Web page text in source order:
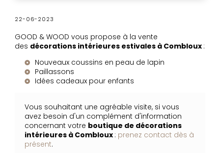
22-06-2023
GOOD & WOOD vous propose à la vente
des décorations intérieures estivales à Combloux :
Nouveaux coussins en peau de lapin
Paillassons
Idées cadeaux pour enfants
Vous souhaitant une agréable visite, si vous
avez besoin d'un complément d'information
concernant votre boutique de décorations
intérieures à Combloux : prenez contact dès à
présent.